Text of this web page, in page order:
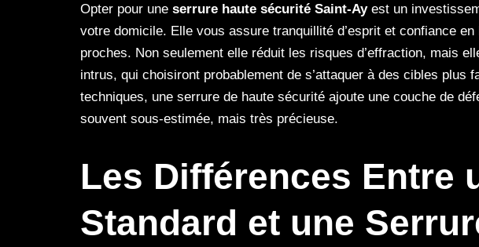
Opter pour une serrure haute sécurité Saint-Ayest un
votre domicile. Elle vous assure tranquillité d’esprit et confiance
proches. Non seulement elle réduit les risques d’effraction, mais
intrus, qui choisiront probablement de s’attaquer à des cibles plus
techniques, une serrure de haute sécurité ajoute une couche de
souvent sous-estimée, mais très précieuse.
Les Différences Entre
Standard et une